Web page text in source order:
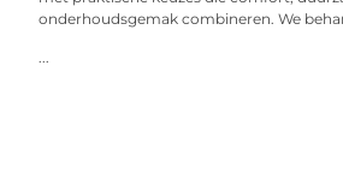
onderhoudsgemak combineren. We
...